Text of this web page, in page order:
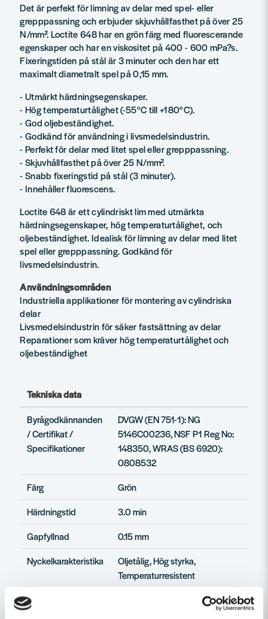
Det är perfekt för limning av delar med spel- eller
grepppassning och erbjuder skjuvhållfasthet på över 25
N/mm². Loctite 648 har en grön färg med fluorescerande
egenskaper och har en viskositet på 400 - 600 mPa?s.
Fixeringstiden på stål är 3 minuter och den har ett
maximalt diametralt spel på 0,15 mm.
- Utmärkt härdningsegenskaper.
- Hög temperaturtålighet (-55°C till +180°C).
- God oljebeständighet.
- Godkänd för användning i livsmedelsindustrin.
- Perfekt för delar med litet spel eller grepppassning.
- Skjuvhållfasthet på över 25 N/mm².
- Snabb fixeringstid på stål (3 minuter).
- Innehåller fluorescens.
Loctite 648 är ett cylindriskt lim med utmärkta
härdningsegenskaper, hög temperaturtålighet, och
oljebeständighet. Idealisk för limning av delar med litet
spel eller grepppassning. Godkänd för
livsmedelsindustrin.
Användningsområden
Industriella applikationer för montering av cylindriska
delar
Livsmedelsindustrin för säker fastsättning av delar
Reparationer som kräver hög temperaturtålighet och
oljebeständighet
Tekniska data
Byrågodkännanden
/ Certifikat /
Specifikationer
DVGW (EN 751-1): NG
5146C00236, NSF P1 Reg No:
148350, WRAS (BS 6920):
0808532
Färg
Grön
Härdningstid
3.0 min
Gapfyllnad
0.15 mm
Nyckelkarakteristika
Oljetålig, Hög styrka,
Temperaturresistent
Driftstemperatur
-55.0 - 180.0 °C (-65.0 - 355.0